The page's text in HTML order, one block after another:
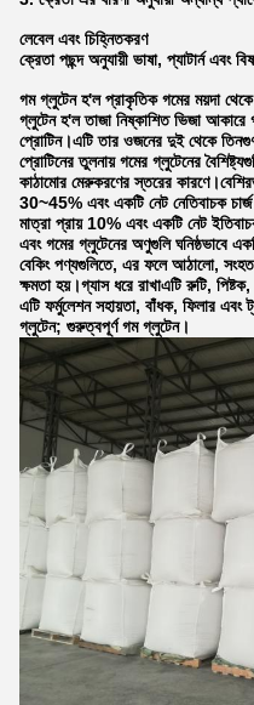
লেবেল এবং চিহ্নিতকরণ
ক্রেতা পছন্দ অনুযায়ী ভাষা, প্যাটার্ন এবং
গম গ্লুটেন হ'ল প্রাকৃতিক গমের ময়দা
গ্লুটেন হ'ল তাজা নিষ্কাশিত ভিজা
প্রোটিন।এটি তার ওজনের দুই থেকে
প্রোটিনের তুলনায় গমের গ্লুটেনের
কাঠামোর মেরুকরণের স্তরের
30~45% এবং একটি নেট নেতিবাচক
মাত্রা প্রায় 10% এবং একটি নেট
এবং গমের গ্লুটেনের অণুগুলি ঘনিষ্ঠভাবে
বেকিং পণ্যগুলিতে, এর ফলে আঠালো, সংহত
ক্ষমতা হয়।গ্যাস ধরে রাখাএটি রুটি,
এটি ফর্মুলেশন সহায়তা, বাঁধক, ফিলার এবং
গ্লুটেন; গুরুত্বপূর্ণ গম গ্লুটেন।